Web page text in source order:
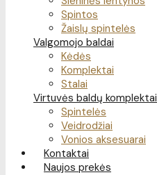
Spintos
Žaislų spintelės
Valgomojo baldai
Kėdės
Komplektai
Stalai
Virtuvės baldų komplektai
Spintelės
Veidrodžiai
Vonios aksesuarai
Kontaktai
Naujos prekės